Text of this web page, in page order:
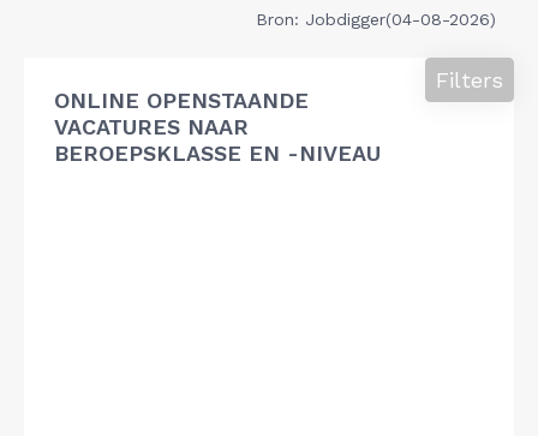
Bron: Jobdigger(04-08-2026)
ONLINE OPENSTAANDE
VACATURES NAAR
BEROEPSKLASSE EN -NIVEAU
Filters